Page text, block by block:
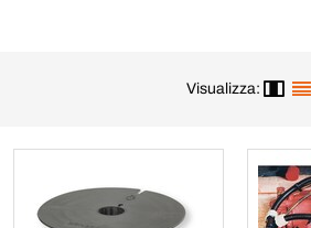
Visualizza: